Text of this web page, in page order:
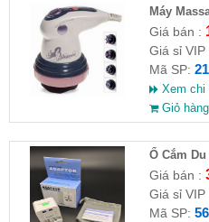
Máy
HĐ )
Giá bán :
Giá sỉ VIP
Mã SP:
Xem chi
Giỏ hàng
Ổ Cắm
Giá bán :
Giá sỉ VIP
Mã SP: